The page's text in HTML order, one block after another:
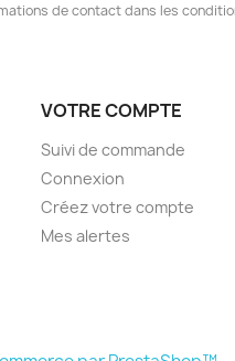
de contact dans les
VOTRE COMPTE
Suivi de commande
Connexion
Créez votre compte
Mes alertes